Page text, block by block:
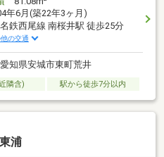
年6月(築22年3ヶ月)
名鉄西尾線 南桜井駅 徒歩25分
の交通
愛知県安城市東町荒井
隣含) 駅から徒歩7分以内
浦